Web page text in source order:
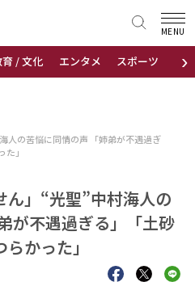
›
/ 文化 エンタメ スポーツ 地域
MENU
人の苦悩に同情の声 「姉弟が不遇過ぎ
」
ん」“光聖”中村海人の
が不遇過ぎる」「土砂
かった」